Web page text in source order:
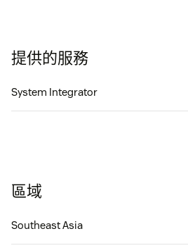
提供的服務
System Integrator
區域
Southeast Asia